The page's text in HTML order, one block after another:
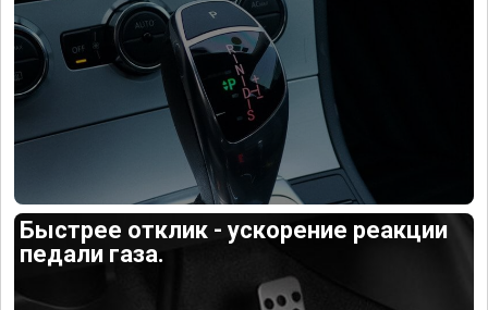
Быстрее отклик - ускорение реакции
педали газа.